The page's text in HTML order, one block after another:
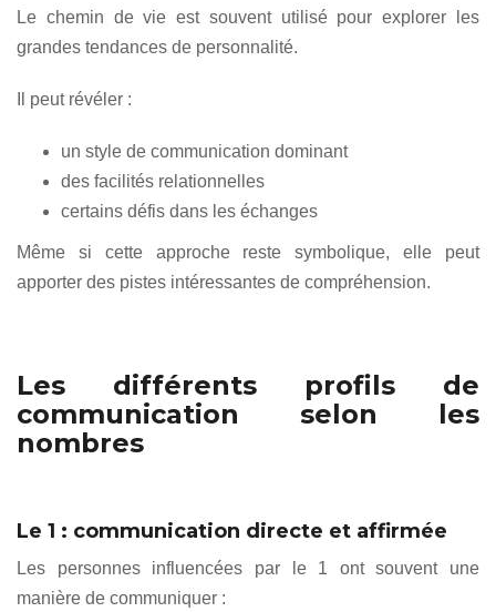
Le chemin de vie est souvent utilisé pour explorer les
grandes tendances de personnalité.
Il peut révéler :
un style de communication dominant
des facilités relationnelles
certains défis dans les échanges
Même si cette approche reste symbolique, elle peut
apporter des pistes intéressantes de compréhension.
Les différents profils de
communication selon les
nombres
Le 1 : communication directe et affirmée
Les personnes influencées par le 1 ont souvent une
manière de communiquer :